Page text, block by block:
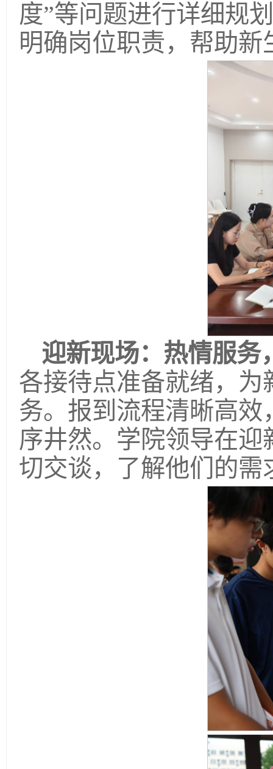
度”等问题进行详细规
明确岗位职责，帮助
迎新现场：热情服务
各接待点准备就绪，
务。报到流程清晰高
序井然。学院领导在
切交谈，了解他们的需